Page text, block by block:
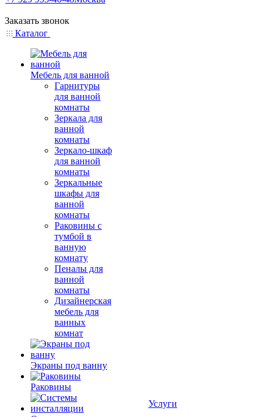
Заказать звонок
Каталог
Мебель для ванной
Гарнитуры
для ванной
комнаты
Зеркала для
ванной
комнаты
Зеркало-шкаф
для ванной
комнаты
Зеркальные
шкафы для
ванной
комнаты
Раковины с
тумбой в
ванную
комнату
Пеналы для
ванной
комнаты
Дизайнерская
мебель для
ванных
комнат
Экраны под ванну
Раковины
Услуги